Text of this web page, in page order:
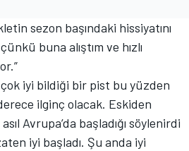
sezon başındaki hissiyatını
buna alıştım ve hızlı
çok iyi bildiği bir pist bu yüzden
ilginç olacak. Eskiden
Avrupa’da başladığı söylenirdi
iyi başladı. Şu anda iyi